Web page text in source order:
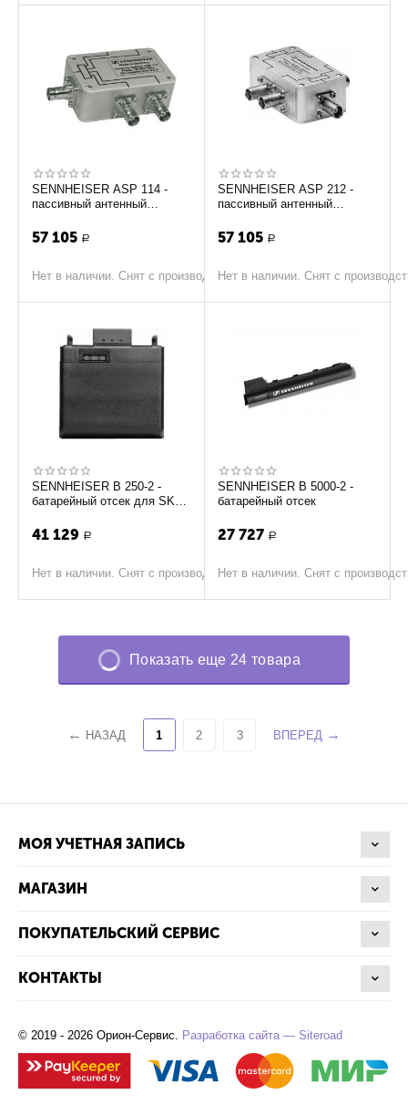
SENNHEISER ASP 114 -
пассивный антенный
57 105 Р
Нет в наличии. Снят с производства
SENNHEISER ASP 212 -
пассивный антенный
57 105 Р
Нет в наличии. Снят с
SENNHEISER B 250-2 -
батарейный отсек для SK
3041-U
41 129 Р
Нет в наличии. Снят с производства
SENNHEISER B 5000-2 -
батарейный отсек
27 727 Р
Нет в наличии. Снят с
Показать еще 24 товара
НАЗАД 1 2 3 ВПЕРЕД
МОЯ УЧЕТНАЯ ЗАПИСЬ
МАГАЗИН
ПОКУПАТЕЛЬСКИЙ СЕРВИС
КОНТАКТЫ
© 2019 - 2026 Орион-Сервис. Разработка сайта — Siteroad